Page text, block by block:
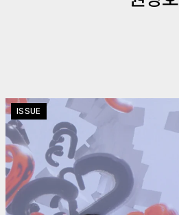
ISSUE